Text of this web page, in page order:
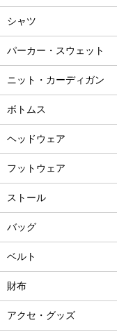
シャツ
パーカー・スウェット
ニット・カーディガン
ボトムス
ヘッドウェア
フットウェア
ストール
バッグ
ベルト
財布
アクセ・グッズ